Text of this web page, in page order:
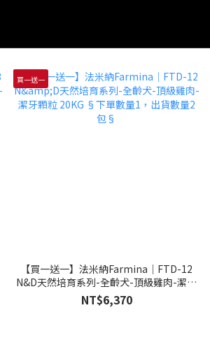
買一送一
【買一送一】法米納Farmina｜FTD-12
N&D天然培育系列-全齡犬-頂級雞肉-潔牙
顆粒 20KG §下單數量1，出貨數量2包§
NT$6,370